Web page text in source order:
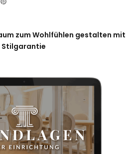
zum Wohlfühlen gestalten mit
Stilgarantie